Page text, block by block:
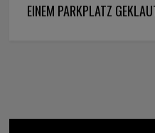
EINEM PARKPLATZ